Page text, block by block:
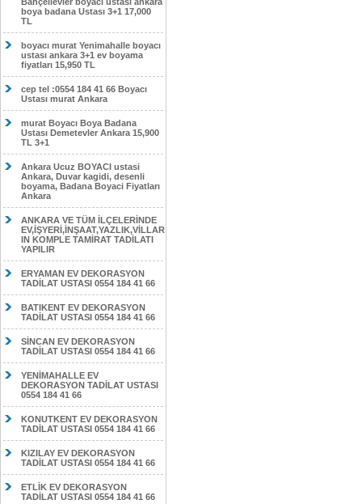
boya badana Ustası 3+1 17,000
TL
boyacı murat Yenimahalle boyacı
ustası ankara 3+1 ev boyama
fiyatları 15,950 TL
cep tel :0554 184 41 66 Boyacı
Ustası murat Ankara
murat Boyacı Boya Badana
Ustası Demetevler Ankara 15,900
TL 3+1
Ankara Ucuz BOYACI ustasi
Ankara, Duvar kagidi, desenli
boyama, Badana Boyaci Fiyatları
Ankara
ANKARA VE TÜM İLÇELERİNDE
EV,İŞYERİ,İNŞAAT,YAZLIK,VİLLAR
IN KOMPLE TAMİRAT TADİLATI
YAPILIR
ERYAMAN EV DEKORASYON
TADİLAT USTASI 0554 184 41 66
BATIKENT EV DEKORASYON
TADİLAT USTASI 0554 184 41 66
SİNCAN EV DEKORASYON
TADİLAT USTASI 0554 184 41 66
YENİMAHALLE EV
DEKORASYON TADİLAT USTASI
0554 184 41 66
KONUTKENT EV DEKORASYON
TADİLAT USTASI 0554 184 41 66
KIZILAY EV DEKORASYON
TADİLAT USTASI 0554 184 41 66
ETLİK EV DEKORASYON
TADİLAT USTASI 0554 184 41 66